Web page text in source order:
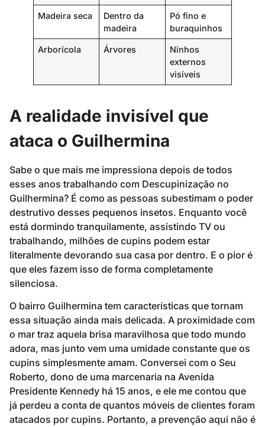
Madeira seca
Dentro da
madeira
Pó fino e
buraquinhos
Arborícola Árvores
Ninhos
externos
visíveis
A realidade invisível que
ataca o Guilhermina
Sabe o que mais me impressiona depois de todos
esses anos trabalhando com Descupinização no
Guilhermina? É como as pessoas subestimam o poder
destrutivo desses pequenos insetos. Enquanto você
está dormindo tranquilamente, assistindo TV ou
trabalhando, milhões de cupins podem estar
literalmente devorando sua casa por dentro. E o pior é
que eles fazem isso de forma completamente
silenciosa.
O bairro Guilhermina tem características que tornam
essa situação ainda mais delicada. A proximidade com
o mar traz aquela brisa maravilhosa que todo mundo
adora, mas junto vem uma umidade constante que os
cupins simplesmente amam. Conversei com o Seu
Roberto, dono de uma marcenaria na Avenida
Presidente Kennedy há 15 anos, e ele me contou que
já perdeu a conta de quantos móveis de clientes foram
atacados por cupins. Portanto, a prevenção aqui não é